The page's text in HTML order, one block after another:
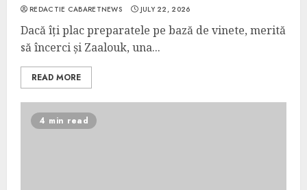
REDACTIE CABARETNEWS JULY 22, 2026
Dacă îți plac preparatele pe bază de vinete, merită
să încerci și Zaalouk, una...
READ MORE
4 min read